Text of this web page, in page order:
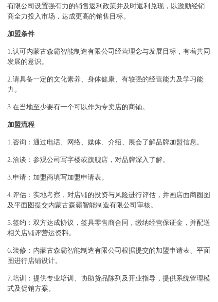
有限公司设置强有力的销售返利政策并及时返利兑现，以激励经销
商全力投入市场，达成更高的销售目标。
加盟条件
1.认可内蒙古森霸智能制造有限公司经营理念与发展目标，有着共同
发展的意识。
2.请具备一定的文化素养、身体健康、有较强的经营能力及学习能
力。
3.在当地至少要有一个可以作为专卖店的商铺。
加盟流程
1.咨询：通过电话、网络、媒体、介绍、展会了解品牌加盟信息。
2.洽谈：参观公司写字楼或旗舰店，对品牌深入了解。
3.申请：加盟商填写加盟申请表。
4.评估：实地考察，对店铺的投资与风险进行评估，并画店面商圈图
及平面图提交内蒙古森霸智能制造有限公司审核。
5.签约：双方达成协议，签具零售商合同，缴纳经营保证金，并配送
相关店铺评营运资料。
6.装修：内蒙古森霸智能制造有限公司根据提交的加盟申请表、平面
图进行店铺设计。
7.培训：提供专业培训、协助货品陈列及开业指导，提供系统管理模
式及促销方案。